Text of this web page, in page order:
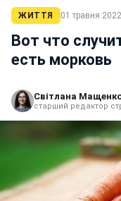
ЖИТТЯ 01 травня
Вот что
есть морковь
Світлана
старший редактор